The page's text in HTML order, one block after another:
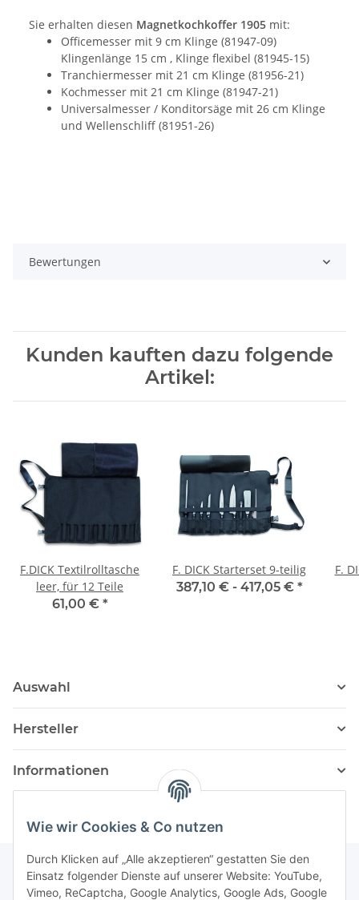
Wie wir Cookies & Co nutzen
Durch Klicken auf „Alle akzeptieren“ gestatten Sie den
Einsatz folgender Dienste auf unserer Website: YouTube,
Vimeo, ReCaptcha, Google Analytics, Google Ads, Google
Sie erhalten diesen Magnetkochkoffer 1905 mit:
Officemesser mit 9 cm Klinge (81947-09)
Klingenlänge 15 cm , Klinge flexibel (81945-15)
Tranchiermesser mit 21 cm Klinge (81956-21)
Kochmesser mit 21 cm Klinge (81947-21)
Universalmesser / Konditorsäge mit 26 cm Klinge
und Wellenschliff (81951-26)
Bewertungen
Kunden kauften dazu folgende
Artikel:
F.DICK Textilrolltasche
leer, für 12 Teile
61,00 € *
F. DICK Starterset 9-teilig
387,10 € - 417,05 € *
F.
Auswahl
Hersteller
Informationen